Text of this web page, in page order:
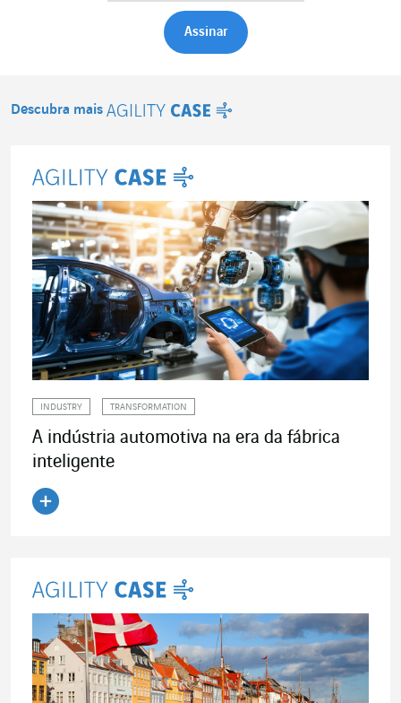
Descubra mais
INDUSTRY TRANSFORMATION
A indústria automotiva na era da fábrica
inteligente